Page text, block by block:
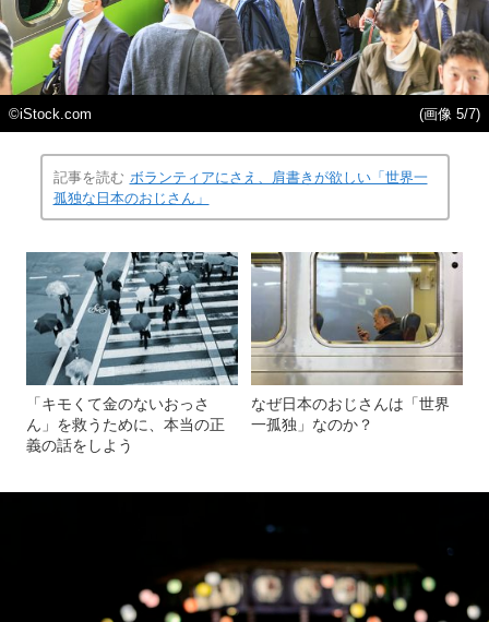
©iStock.com (画像 5/7)
記事を読む ボランティアにさえ、肩書きが欲しい「世界一
孤独な日本のおじさん」
「キモくて金のないおっさ
ん」を救うために、本当の正
義の話をしよう
なぜ日本のおじさんは「世界
一孤独」なのか？